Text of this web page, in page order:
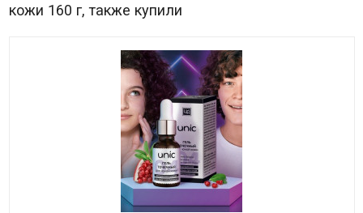
кожи 160 г, также купили